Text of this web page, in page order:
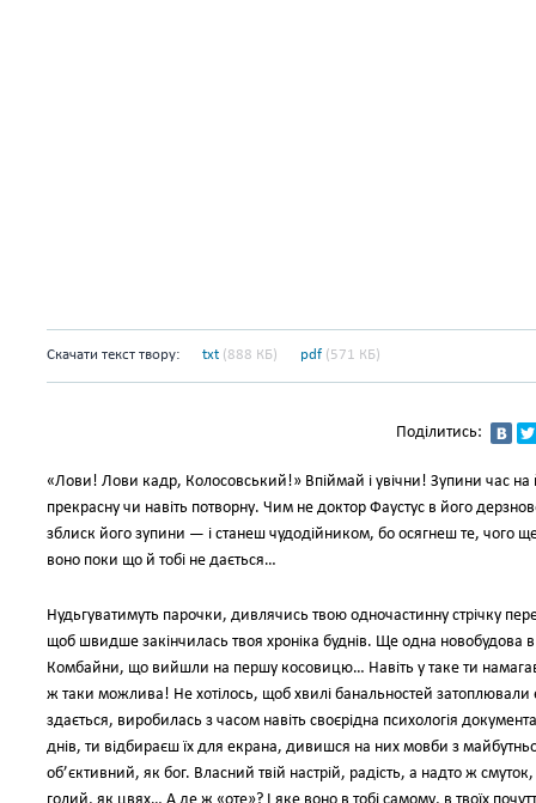
Скачати текст твору: txt (888 КБ) pdf (571 КБ)
Поділитись:
«Лови! Лови кадр, Колосовський!» Впіймай і увічни! Зупини час
прекрасну чи навіть потворну. Чим не доктор Фаустус в його
зблиск його зупини — і станеш чудодійником, бо осягнеш те, чого
воно поки що й тобі не дається…
Нудьгуватимуть парочки, дивлячись твою одночастинну стрічку
щоб швидше закінчилась твоя хроніка буднів. Ще одна новобудова
Комбайни, що вийшли на першу косовицю… Навіть у таке ти
ж таки можлива! Не хотілось, щоб хвилі банальностей затоплювали
здається, виробилась з часом навіть своєрідна психологія
днів, ти відбираєш їх для екрана, дивишся на них мовби з
об’єктивний, як бог. Власний твій настрій, радість, а надто ж